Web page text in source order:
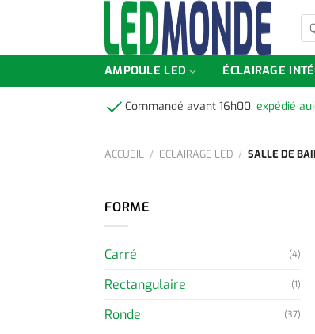
Que
?
AMPOULE LED ÉCLAIRAGE
Commandé avant 16h00, expédié
ACCUEIL / ECLAIRAGE LED / SALLE DE
FORME
Carré (4)
Rectangulaire (1)
Ronde (37)